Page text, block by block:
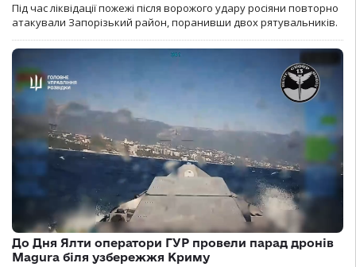
Під час ліквідації пожежі після ворожого удару росіяни повторно
атакували Запорізький район, поранивши двох рятувальників.
До Дня Ялти оператори ГУР провели парад дронів
Magura біля узбережжя Криму